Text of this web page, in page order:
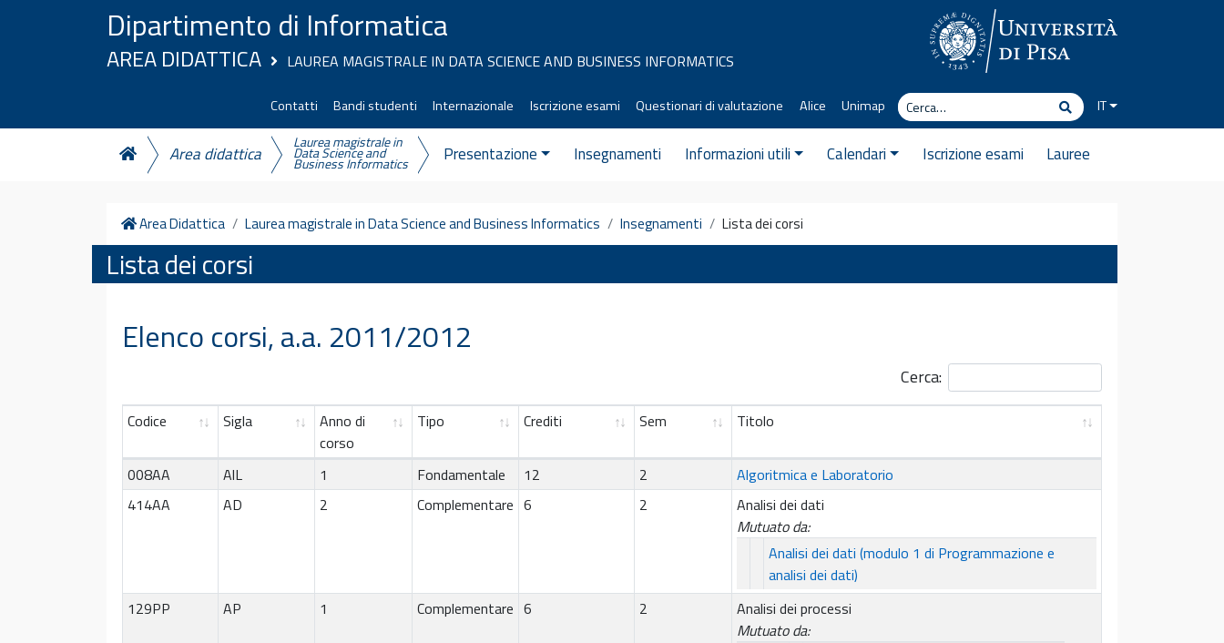
Vai al contenutoDipartimento di Informatica
AREA DIDATTICA LAUREA MAGISTRALE IN DATA SCIENCE AND BUSINESS INFORMATICS
Contatti Bandi studenti Internazionale Iscrizione esami Questionari di valutazione Alice Unimap
Cerca
CercaIT
Area didattica
Laurea magistrale in
Data Science and
Business Informatics Presentazione Insegnamenti Informazioni utili Calendari Iscrizione esami Lauree
Home
Area Didattica Laurea magistrale in Data Science and Business Informatics Insegnamenti Lista dei corsi
Lista dei corsi
Elenco corsi, a.a. 2011/2012
Cerca:
Codice Sigla
Anno di
corso
Tipo Crediti Sem Titolo
008AA AlL 1 Fondamentale 12 2
Algoritmica e Laboratorio
414AA
AD 2 Complementare 6 2
Analisi dei dati
Mutuato da:
Analisi dei dati (modulo 1 di Programmazione e
analisi dei dati)
129PP
AP 1 Complementare 6 2
Analisi dei processi
Mutuato da: